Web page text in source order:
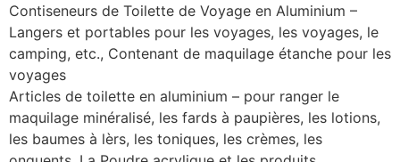
Contiseneurs de Toilette de Voyage en Aluminium –
Langers et portables pour les voyages, les voyages, le
camping, etc., Contenant de maquilage étanche pour les
voyages
Articles de toilette en aluminium – pour ranger le
maquilage minéralisé, les fards à paupières, les lotions,
les baumes à lèrs, les toniques, les crèmes, les